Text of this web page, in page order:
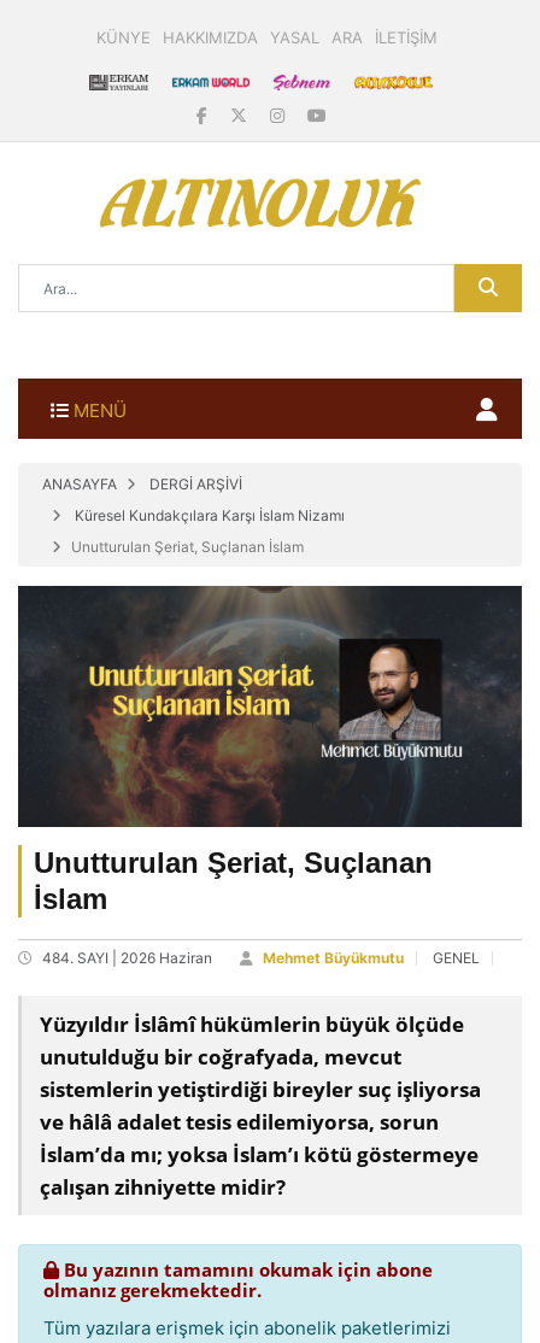
KÜNYE HAKKIMIZDA YASAL ARA İLETİŞİM
MENÜ
ANASAYFA
DERGİ ARŞİVİ
Küresel Kundakçılara Karşı İslam Nizamı
Unutturulan Şeriat, Suçlanan İslam
Unutturulan Şeriat, Suçlanan
İslam
484. SAYI | 2026 Haziran Mehmet Büyükmutu GENEL
Yüzyıldır İslâmî hükümlerin büyük ölçüde
unutulduğu bir coğrafyada, mevcut
sistemlerin yetiştirdiği bireyler suç işliyorsa
ve hâlâ adalet tesis edilemiyorsa, sorun
İslam’da mı; yoksa İslam’ı kötü göstermeye
çalışan zihniyette midir?
Bu yazının tamamını okumak için abone
olmanız gerekmektedir.
Tüm yazılara erişmek için abonelik paketlerimizi